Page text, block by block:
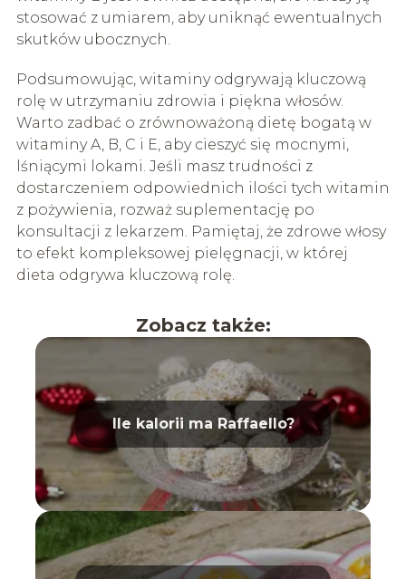
stosować z umiarem, aby uniknąć ewentualnych
skutków ubocznych.
Podsumowując, witaminy odgrywają kluczową
rolę w utrzymaniu zdrowia i piękna włosów.
Warto zadbać o zrównoważoną dietę bogatą w
witaminy A, B, C i E, aby cieszyć się mocnymi,
lśniącymi lokami. Jeśli masz trudności z
dostarczeniem odpowiednich ilości tych witamin
z pożywienia, rozważ suplementację po
konsultacji z lekarzem. Pamiętaj, że zdrowe włosy
to efekt kompleksowej pielęgnacji, w której
dieta odgrywa kluczową rolę.
Zobacz także:
Ile kalorii ma Raffaello?